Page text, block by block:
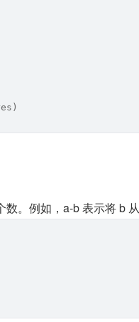
。例如，a-b 表示将 b 从